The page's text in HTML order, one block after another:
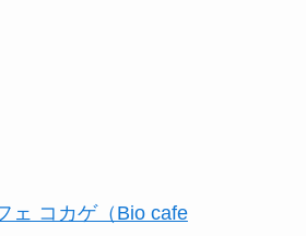
ェ コカゲ（Bio cafe